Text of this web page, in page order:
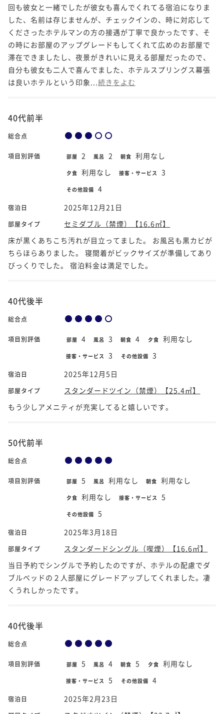
回も彼女と一緒でしたが彼女も喜んでくれてる宿泊になりま
した、名前は存じませんが、チェックインの、時に対応して
くださったホテルマンの方の接遇が丁寧で良かったです、そ
の時にお部屋のアップグレードもしてくれて広めのお部屋で
滞在できましたし、夜景がきれいに見える部屋だったので、
自分も彼女も二人で喜んでました、ホテルスプリングス幕張
は良いホテルという印象... 続きをよむ
40代前半
総合点
項目別評価 部屋 2 風呂 2 朝食 利用なし
夕食 利用なし 接客・サービス 3
その他設備 4
宿泊日 2025年12月21日
部屋タイプ
セミダブル（禁煙）【16.6㎡】
床が黒くあちこち汚れが目立ってました。 お風呂も黒カビが
ちらほらありました。 寝間着がビックサイズが準備してあり
びっくりでした。 宿泊料金は満足でした。
40代後半
総合点
項目別評価 部屋 4 風呂 3 朝食 4 夕食 利用なし
接客・サービス 3 その他設備 3
宿泊日 2025年12月5日
部屋タイプ
スタンダードツイン（禁煙）【25.4㎡】
もう少しアメニティが充実してると嬉しいです。
50代前半
総合点
項目別評価 部屋 5 風呂 利用なし 朝食 利用なし
夕食 利用なし 接客・サービス 5
その他設備 5
宿泊日 2025年3月18日
部屋タイプ
スタンダードシングル（喫煙）【16.6㎡】
当日予約でシングルで予約したのですが、ホテルの配慮でダ
ブルベッドの２人部屋にグレードアップしてくれました。凄
くうれしかったです。
40代後半
総合点
項目別評価 部屋 5 風呂 4 朝食 5 夕食 利用なし
接客・サービス 5 その他設備 4
宿泊日 2025年2月23日